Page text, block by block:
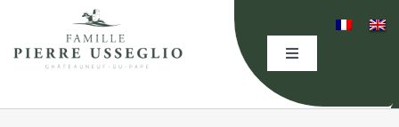
content
Toggle